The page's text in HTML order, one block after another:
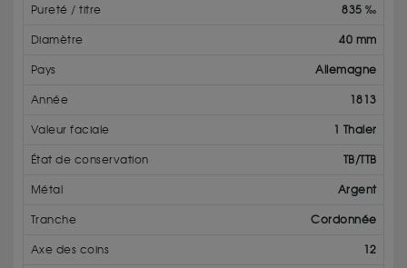
Pureté / titre 835 ‰
Diamètre 40 mm
Pays Allemagne
Année 1813
Valeur faciale 1 Thaler
État de conservation TB/TTB
Métal Argent
Tranche Cordonnée
Axe des coins 12